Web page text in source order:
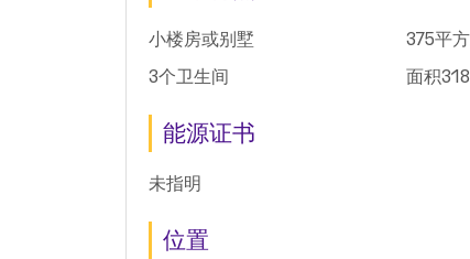
小楼房或别墅 375平
3个卫生间
面积
能源证书
未指明
位置